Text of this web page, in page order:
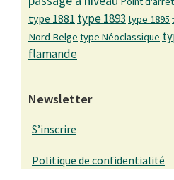
type 1881 type 1893 type 1895
Nord Belge type Néoclassique
flamande
Newsletter
S’inscrire
Politique de confidentialité